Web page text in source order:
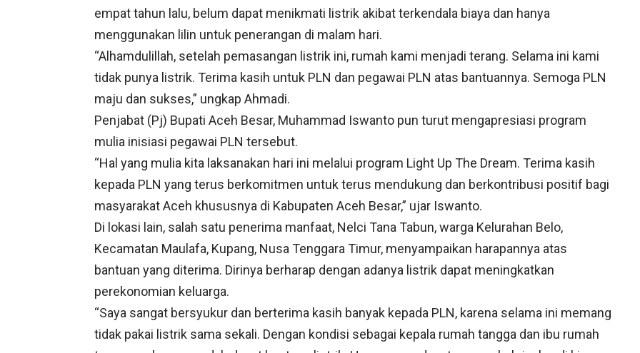
empat tahun lalu, belum dapat menikmati listrik akibat terkendala biaya dan hanya
menggunakan lilin untuk penerangan di malam hari.
“Alhamdulillah, setelah pemasangan listrik ini, rumah kami menjadi terang. Selama ini kami
tidak punya listrik. Terima kasih untuk PLN dan pegawai PLN atas bantuannya. Semoga PLN
maju dan sukses,” ungkap Ahmadi.
Penjabat (Pj) Bupati Aceh Besar, Muhammad Iswanto pun turut mengapresiasi program
mulia inisiasi pegawai PLN tersebut.
“Hal yang mulia kita laksanakan hari ini melalui program Light Up The Dream. Terima kasih
kepada PLN yang terus berkomitmen untuk terus mendukung dan berkontribusi positif bagi
masyarakat Aceh khususnya di Kabupaten Aceh Besar,” ujar Iswanto.
Di lokasi lain, salah satu penerima manfaat, Nelci Tana Tabun, warga Kelurahan Belo,
Kecamatan Maulafa, Kupang, Nusa Tenggara Timur, menyampaikan harapannya atas
bantuan yang diterima. Dirinya berharap dengan adanya listrik dapat meningkatkan
perekonomian keluarga.
“Saya sangat bersyukur dan berterima kasih banyak kepada PLN, karena selama ini memang
tidak pakai listrik sama sekali. Dengan kondisi sebagai kepala rumah tangga dan ibu rumah